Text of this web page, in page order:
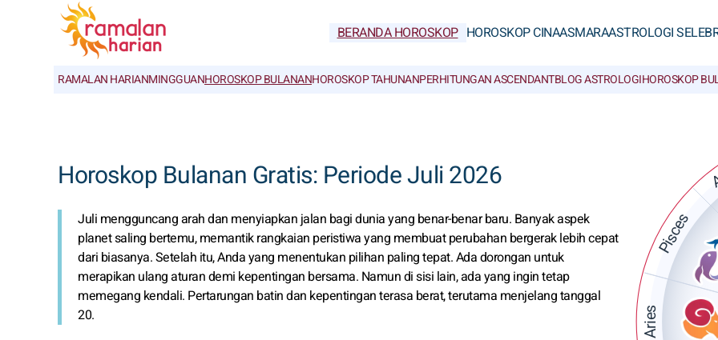
BERANDA HOROSKOP HOROSKOP CINAASMARAASTROLOGI
RAMALAN HARIANMINGGUANHOROSKOP BULANANHOROSKOP TAHUNANPERHITUNGAN ASCENDANTBLOG ASTROLOGIHOROSKOP
Horoskop Bulanan Gratis: Periode Juli 2026
Juli mengguncang arah dan menyiapkan jalan bagi dunia yang benar-benar baru. Banyak aspek
planet saling bertemu, memantik rangkaian peristiwa yang membuat perubahan bergerak lebih cepat
dari biasanya. Setelah itu, Anda yang menentukan pilihan paling tepat. Ada dorongan untuk
merapikan ulang aturan demi kepentingan bersama. Namun di sisi lain, ada yang ingin tetap
memegang kendali. Pertarungan batin dan kepentingan terasa berat, terutama menjelang tanggal
20.
Aries
Pisces